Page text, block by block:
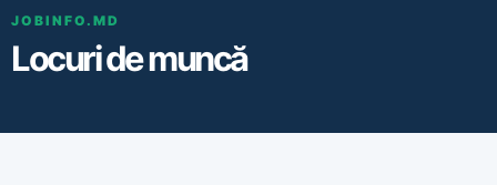
JOBINFO.MD
Locuri de muncă